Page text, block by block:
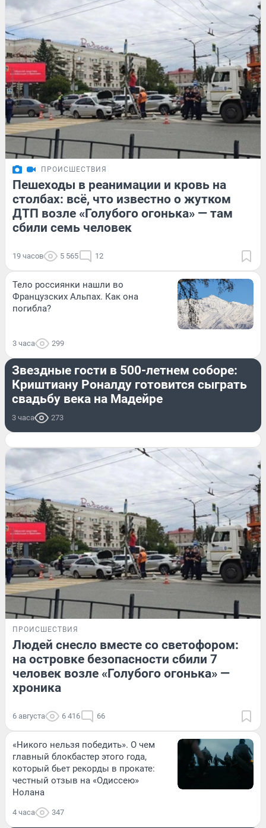
ПРОИСШЕСТВИЯ
Пешеходы в реанимации и кровь на
столбах: всё, что известно о жутком
ДТП возле «Голубого огонька» — там
сбили семь человек
19 часов 5 565 12
Тело россиянки нашли во
Французских Альпах. Как она
погибла?
3 часа 299
СПОРТ
Звездные гости в 500-летнем соборе:
Криштиану Роналду готовится сыграть
свадьбу века на Мадейре
3 часа 273
ПРОИСШЕСТВИЯ
Людей снесло вместе со светофором:
на островке безопасности сбили 7
человек возле «Голубого огонька» —
хроника
6 августа 6 416 66
«Никого нельзя победить». О чем
главный блокбастер этого года,
который бьет рекорды в прокате:
честный отзыв на «Одиссею»
Нолана
4 часа 347